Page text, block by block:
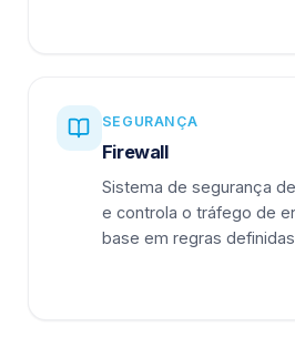
SEGURANÇA
Firewall
Sistema de segurança
e controla o tráfego de
base em regras